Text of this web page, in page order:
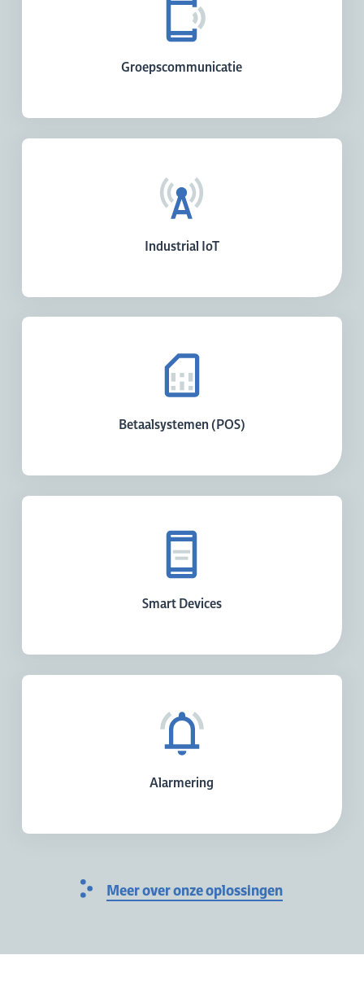
Groepscommunicatie
Industrial IoT
Betaalsystemen (POS)
Smart Devices
Alarmering
Meer over onze oplossingen